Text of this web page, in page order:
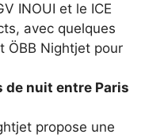
INOUI et le ICE
avec quelques
ÖBB Nightjet pour
nuit entre Paris
propose une